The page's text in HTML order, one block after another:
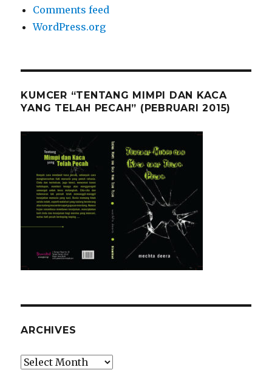
Comments feed
WordPress.org
KUMCER “TENTANG MIMPI DAN KACA
YANG TELAH PECAH” (PEBRUARI 2015)
ARCHIVES
Archives